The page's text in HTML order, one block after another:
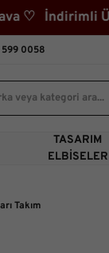
599 0058
TASARIM
ELBISELER